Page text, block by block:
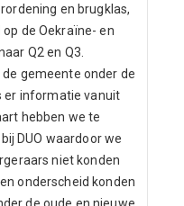
en brugklas,
de Oekraïne- en
Q2 en Q3.
gemeente onder de
er informatie vanuit
hebben we te
DUO waardoor we
niet konden
onderscheid konden